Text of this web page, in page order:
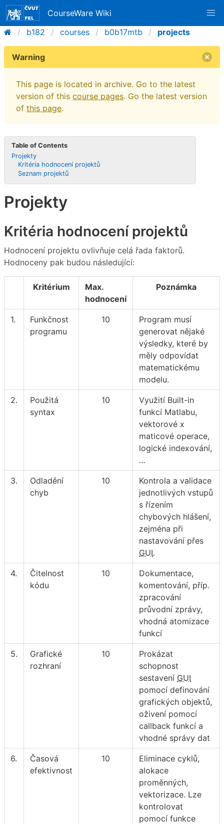
CourseWare Wiki
b182
courses b0b17mtb projects
Warning
This page is located in archive. Go to the latest
version of this course pages. Go the latest version
of this page.
Table of Contents
Projekty
Kritéria hodnocení projektů
Seznam projektů
Projekty
Kritéria hodnocení projektů
Hodnocení projektu ovlivňuje celá řada faktorů.
Hodnoceny pak budou následující:
Kritérium
Max.
hodnocení
Poznámka
1.
Funkčnost
programu
10
Program musí
generovat nějaké
výsledky, které by
měly odpovídat
matematickému
modelu.
2.
Použitá
syntax
10
Využití Built-in
funkcí Matlabu,
vektorové x
maticové operace,
logické indexování,
…
3.
Odladění
chyb
10
Kontrola a validace
jednotlivých vstupů
s řízením
chybových hlášení,
zejména při
nastavování přes
GUI.
4.
Čitelnost
kódu
10
Dokumentace,
komentování, příp.
zpracování
průvodní zprávy,
vhodná atomizace
funkcí
5.
Grafické
rozhraní
10
Prokázat
schopnost
sestavení GUI
pomocí definování
grafických objektů,
oživení pomocí
callback funkcí a
vhodné správy dat
6.
Časová
efektivnost
10
Eliminace cyklů,
alokace
proměnných,
vektorizace. Lze
kontrolovat
pomocí funkce